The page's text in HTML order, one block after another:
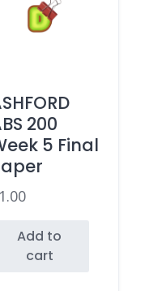
200
5 Final
1.00
Add to
cart